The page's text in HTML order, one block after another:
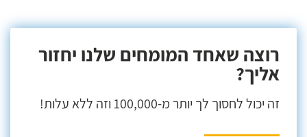
רוצה שאחד המומחים שלנו יחזור
אליך?
זה יכול לחסוך לך יותר מ-100,000 וזה ללא עלות!